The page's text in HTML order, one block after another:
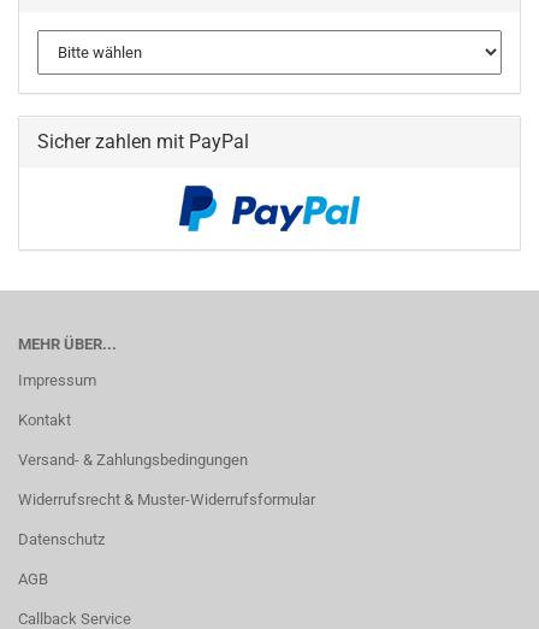
Sicher zahlen mit PayPal
MEHR ÜBER...
Impressum
Kontakt
Versand- & Zahlungsbedingungen
Widerrufsrecht & Muster-Widerrufsformular
Datenschutz
AGB
Callback Service